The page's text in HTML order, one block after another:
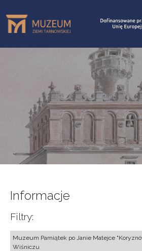
Informacje
Filtry:
Muzeum Pamiątek po Janie Matejce
Wiśniczu